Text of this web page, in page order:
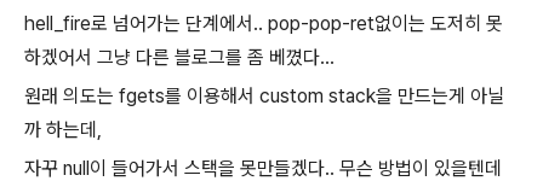
hell_fire로 넘어가는 단계에서.. pop-pop-ret없이는 도저히 못
하겠어서 그냥 다른 블로그를 좀 베꼈다...
원래 의도는 fgets를 이용해서 custom stack을 만드는게 아닐
까 하는데,
자꾸 null이 들어가서 스택을 못만들겠다.. 무슨 방법이 있을텐데